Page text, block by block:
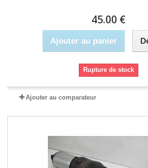
45.00 €
Ajouter au panier
Rupture de stock
Ajouter au comparateur